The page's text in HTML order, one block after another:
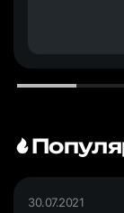
30.07.2021